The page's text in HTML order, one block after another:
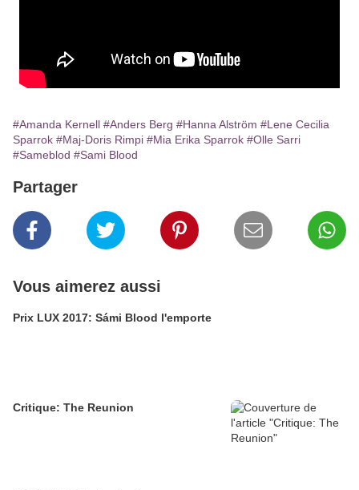
#Amanda Kernell #Anders Berg #Hanna Alström #Lene Cecilia
Sparrok #Maj-Doris Rimpi #Mia Erika Sparrok #Olle Sarri
#Sameblod #Sami Blood
Partager
Vous aimerez aussi
Prix LUX 2017: Sámi Blood l'emporte
Critique: The Reunion